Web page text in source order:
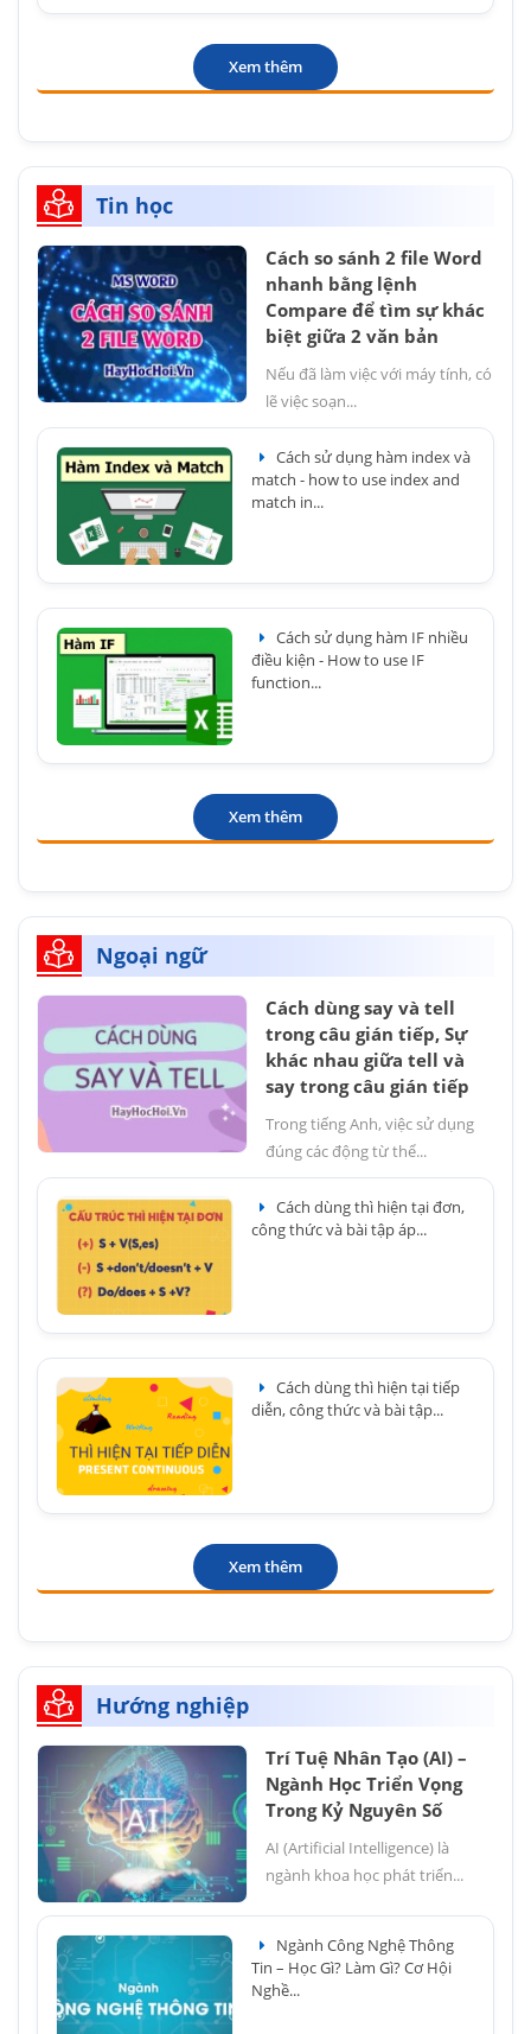
Xem thêm
Tin học
Cách so sánh 2 file Word
nhanh bằng lệnh
Compare để tìm sự khác
biệt giữa 2 văn bản
Nếu đã làm việc với máy tính, có
lẽ việc soạn...
Cách sử dụng hàm index và
match - how to use index and
match in...
Cách sử dụng hàm IF nhiều
điều kiện - How to use IF
function...
Xem thêm
Ngoại ngữ
Cách dùng say và tell
trong câu gián tiếp, Sự
khác nhau giữa tell và
say trong câu gián tiếp
Trong tiếng Anh, việc sử dụng
đúng các động từ thể...
Cách dùng thì hiện tại đơn,
công thức và bài tập áp...
Cách dùng thì hiện tại tiếp
diễn, công thức và bài tập...
Xem thêm
Hướng nghiệp
Trí Tuệ Nhân Tạo (AI) –
Ngành Học Triển Vọng
Trong Kỷ Nguyên Số
AI (Artificial Intelligence) là
ngành khoa học phát triển...
Ngành Công Nghệ Thông
Tin – Học Gì? Làm Gì? Cơ Hội
Nghề...